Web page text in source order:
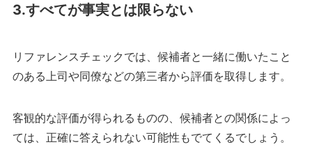
3.すべてが事実とは限らない
リファレンスチェックでは、候補者と一緒に働いたこと
のある上司や同僚などの第三者から評価を取得します。
客観的な評価が得られるものの、候補者との関係によっ
ては、正確に答えられない可能性もでてくるでしょう。